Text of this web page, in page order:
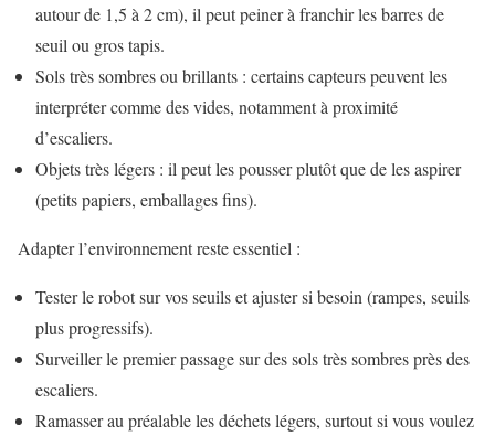
autour de 1,5 à 2 cm), il peut peiner à franchir les barres de
seuil ou gros tapis.
Sols très sombres ou brillants : certains capteurs peuvent les
interpréter comme des vides, notamment à proximité
d’escaliers.
Objets très légers : il peut les pousser plutôt que de les aspirer
(petits papiers, emballages fins).
Adapter l’environnement reste essentiel :
Tester le robot sur vos seuils et ajuster si besoin (rampes, seuils
plus progressifs).
Surveiller le premier passage sur des sols très sombres près des
escaliers.
Ramasser au préalable les déchets légers, surtout si vous voulez